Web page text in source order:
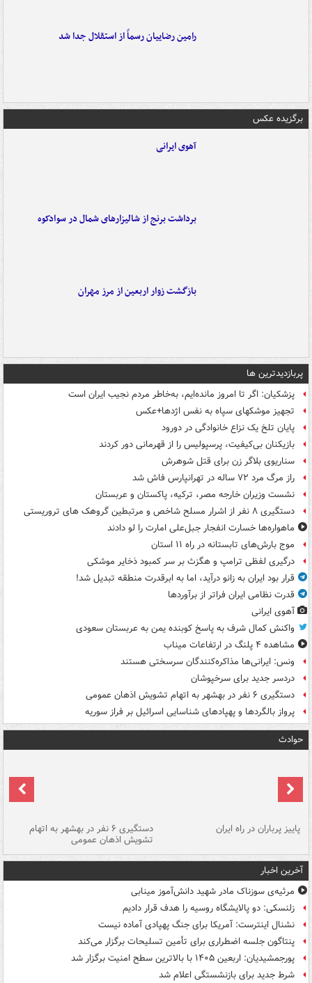
رامین رضاییان رسماً از استقلال جدا شد
برگزیده عکس
آهوی ایرانی
برداشت برنج از شالیزارهای شمال در سوادکوه
بازگشت زوار اربعین از مرز مهران
پربازدیدترین ها
پزشکیان: اگر تا امروز مانده‌ایم، به‌خاطر مردم نجیب ایران است
تجهیز موشکهای سپاه به نفس اژدها+عکس
پایان تلخ یک نزاع خانوادگی در دورود
بازیکنان بی‌کیفیت، پرسپولیس را از قهرمانی دور کردند
سناریوی بلاگر زن برای قتل شوهرش
راز مرگ مرد ۷۲ ساله در تهرانپارس فاش شد
نشست وزیران خارجه مصر، ترکیه، پاکستان و عربستان
دستگیری ۸ نفر از اشرار مسلح شاخص و مرتبطین گروهک های تروریستی
ماهواره‌ها خسارت انفجار جبل‌علی امارت را لو دادند
موج بارش‌های تابستانه در راه ۱۱ استان
درگیری لفظی ترامپ و هگزث بر سر کمبود ذخایر موشکی
قرار بود ایران به زانو درآید، اما به ابرقدرت منطقه تبدیل شد!
قدرت نظامی ایران فراتر از برآوردها
آهوی ایرانی
واکنش کمال شرف به پاسخ کوبنده یمن به عربستان سعودی
مشاهده ۴ پلنگ در ارتفاعات میناب
ونس: ایرانی‌ها مذاکره‌کنندگان سرسختی هستند
دردسر جدید برای سرخپوشان
دستگیری ۶ نفر در بهشهر به اتهام تشویش اذهان عمومی
پرواز بالگردها و پهپادهای شناسایی اسرائیل بر فراز سوریه
حوادث
پاییز پرباران در راه ایران دستگیری ۶ نفر در بهشهر به اتهام
تشویش اذهان عمومی
آخرین اخبار
مرثیه‌ی سوزناک مادر شهید دانش‌آموز مینابی
زلنسکی: دو پالایشگاه روسیه را هدف قرار دادیم
نشنال اینترست: آمریکا برای جنگ پهپادی آماده نیست
پنتاگون جلسه اضطراری برای تأمین تسلیحات برگزار می‌کند
پورجمشیدیان: اربعین ۱۴۰۵ با بالاترین سطح امنیت برگزار شد
شرط جدید برای بازنشستگی اعلام شد